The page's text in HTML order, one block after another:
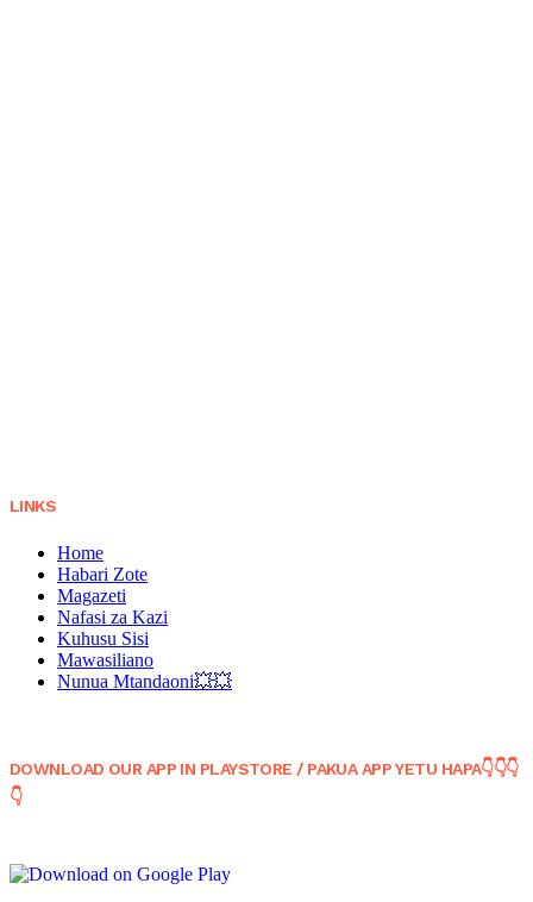
LINKS
Home
Habari Zote
Magazeti
Nafasi za Kazi
Kuhusu Sisi
Mawasiliano
Nunua Mtandaoni💥💥
DOWNLOAD OUR APP IN PLAYSTORE / PAKUA APP YETU HAPA👇👇👇
👇